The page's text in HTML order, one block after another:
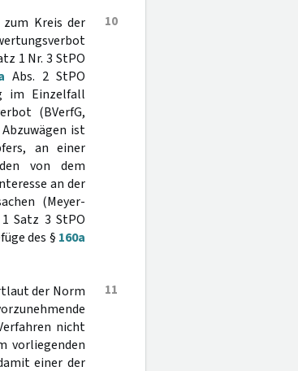
10
Kreis der
1 Nr. 3 StPO
Abs. 2 StPO
im Einzelfall
(BVerfG,
Abzuwägen ist
an einer
von dem
an der
(Meyer-
Satz 3 StPO
des § 160a
11
der Norm
nicht
vorliegenden
einer der